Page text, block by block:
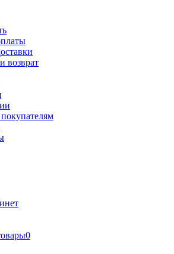
возврат
0